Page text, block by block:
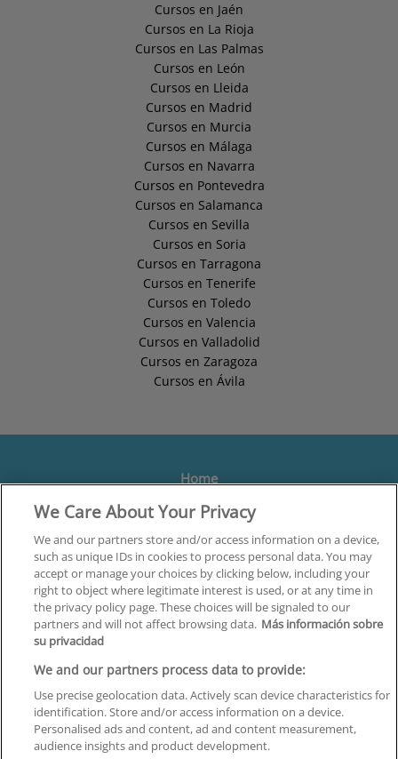
Cursos en Jaén
Cursos en La Rioja
Cursos en Las Palmas
Cursos en León
Cursos en Lleida
Cursos en Madrid
Cursos en Murcia
Cursos en Málaga
Cursos en Navarra
Cursos en Pontevedra
Cursos en Salamanca
Cursos en Sevilla
Cursos en Soria
Cursos en Tarragona
Cursos en Tenerife
Cursos en Toledo
Cursos en Valencia
Cursos en Valladolid
Cursos en Zaragoza
Cursos en Ávila
Home
Formación
Centros
Orientación
Quiénes somos
Contacta
Aviso Legal
Política de Privacidad
Política de Cookies
Canal Ético
We Care About Your Privacy
We and our partners store and/or access information on a device,
such as unique IDs in cookies to process personal data. You may
accept or manage your choices by clicking below, including your
right to object where legitimate interest is used, or at any time in
the privacy policy page. These choices will be signaled to our
partners and will not affect browsing data. Más información sobre
su privacidad
We and our partners process data to provide:
Use precise geolocation data. Actively scan device characteristics for
identification. Store and/or access information on a device.
Personalised ads and content, ad and content measurement,
audience insights and product development.